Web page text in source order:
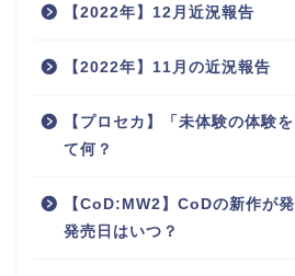
【2022年】12月近況報告
【2022年】11月の近況報告
【プロセカ】「未体験の体験
て何？
【CoD:MW2】CoDの新作が
発売日はいつ？